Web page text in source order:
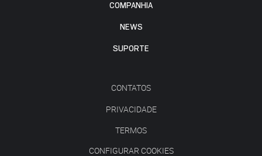
COMPANHIA
NEWS
SUPORTE
CONTATOS
PRIVACIDADE
TERMOS
CONFIGURAR COOKIES